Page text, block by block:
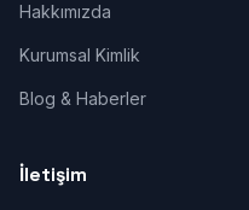
Hakkımızda
Kurumsal Kimlik
Blog & Haberler
İletişim